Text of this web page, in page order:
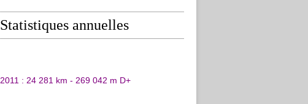
Statistiques annuelles
2011 : 24 281 km - 269 042 m D+